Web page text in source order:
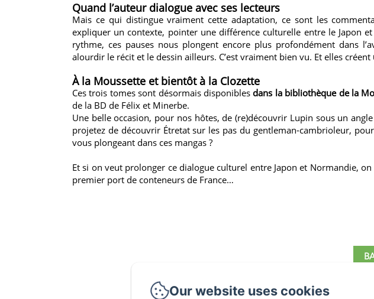
Quand l’auteur dialogue avec ses lecteurs
Mais ce qui distingue vraiment cette adaptation, ce sont les
expliquer un contexte, pointer une différence culturelle entre le Japon
rythme, ces pauses nous plongent encore plus profondément dans
alourdir le récit et le dessin ailleurs. C’est vraiment bien vu. Et elles créent
À la Moussette et bientôt à la Clozette
Ces trois tomes sont désormais disponiblesdans la bibliothèque de la
de la BD de Félix et Minerbe.
Une belle occasion, pour nos hôtes, de (re)découvrir Lupin sous un
projetez de découvrir Étretat sur les pas du gentleman-cambrioleur,
vous plongeant dans ces mangas ?
Et si on veut prolonger ce dialogue culturel entre Japon et Normandie,
premier port de conteneurs de France…
Our website uses cookies